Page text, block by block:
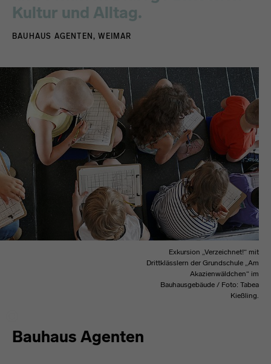
Kultur und Alltag.
BAUHAUS AGENTEN, WEIMAR
Bauhaus Agenten
Exkursion „Verzeichnet!“ mit
Drittklässlern der Grundschule „Am
Akazienwäldchen“ im
Bauhausgebäude / Foto: Tabea
Kießling.